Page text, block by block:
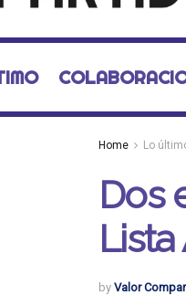
Home Lo
Dos
Lista
by Valor